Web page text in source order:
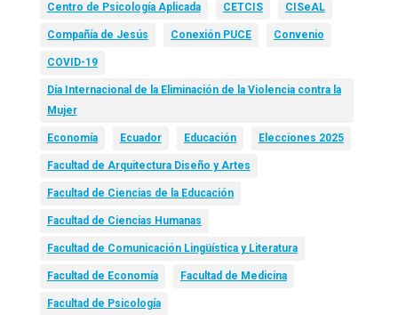
Centro de Psicología Aplicada CETCIS CISeAL
Compañía de Jesús Conexión PUCE Convenio
COVID-19
Día Internacional de la Eliminación de la Violencia contra la
Mujer
Economía Ecuador Educación Elecciones 2025
Facultad de Arquitectura Diseño y Artes
Facultad de Ciencias de la Educación
Facultad de Ciencias Humanas
Facultad de Comunicación Lingüística y Literatura
Facultad de Economía Facultad de Medicina
Facultad de Psicología